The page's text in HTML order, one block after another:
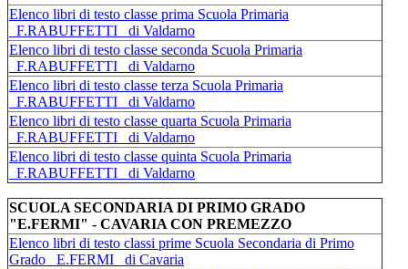
Elenco libri di testo classe prima Scuola Primaria
_F.RABUFFETTI_ di Valdarno
Elenco libri di testo classe seconda Scuola Primaria
_F.RABUFFETTI_ di Valdarno
Elenco libri di testo classe terza Scuola Primaria
_F.RABUFFETTI_ di Valdarno
Elenco libri di testo classe quarta Scuola Primaria
_F.RABUFFETTI_ di Valdarno
Elenco libri di testo classe quinta Scuola Primaria
_F.RABUFFETTI_ di Valdarno
SCUOLA SECONDARIA DI PRIMO GRADO
"E.FERMI" - CAVARIA CON PREMEZZO
Elenco libri di testo classi prime Scuola Secondaria di Primo
Grado _E.FERMI_ di Cavaria